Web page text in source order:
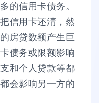
的信用卡债务。
信用卡还清，然
房贷数额产生巨
债务或限额影响
和个人贷款等都
会影响另一方的